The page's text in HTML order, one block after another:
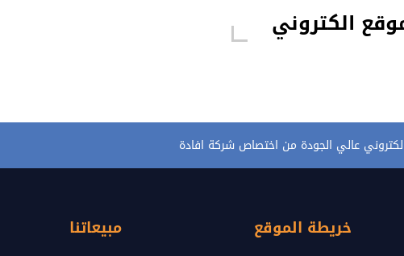
الكتروني
عالي الجودة من اختصاص شركة افادة
خريطة الموقع مبيعاتنا